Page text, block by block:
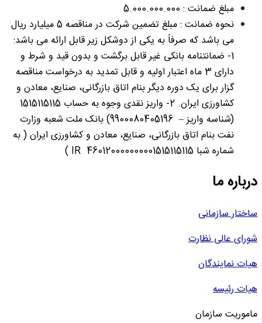
مبلغ ضمانت : 5.000.000.000
نحوه ضمانت : مبلغ تضمین شرکت در مناقصه 5 میلیارد ریال
می باشد که صرفاً به یکی از دوشکل زیر قابل ارائه می باشد:
1- ضمانتنامه بانکی غیر قابل برگشت و بدون قید و شرط و
دارای 3 ماه اعتبار اولیه و قابل تمدید به درخواست مناقصه
گزار برای یک دوره دیگر بنام اتاق بازرگانی، صنایع، معادن و
کشاورزی ایران. 2- واریز نقدی وجوه به حساب 1515115115
(شناسه واریز – 9900080405196) بانک ملت شعبه وزارت
نفت بنام اتاق بازرگانی، صنایع، معادن و کشاورزی ایران ( به
شماره شبا 460120000000001515115115 IR )
درباره ما
ساختار سازمانی
شورای عالی نظارت
هیات نمایندگان
هیات رئیسه
ماموریت سازمان